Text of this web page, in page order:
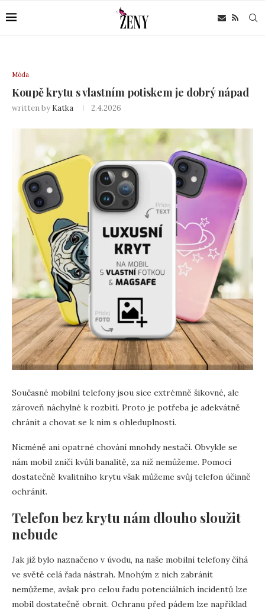
Móda
Koupě krytu s vlastním potiskem je dobrý nápad
written by Katka 2.4.2026
Současné mobilní telefony jsou sice extrémně šikovné, ale
zároveň náchylné k rozbití. Proto je potřeba je adekvátně
chránit a chovat se k nim s ohleduplností.
Nicméně ani opatrné chování mnohdy nestačí. Obvykle se
nám mobil zničí kvůli banalitě, za niž nemůžeme. Pomocí
dostatečně kvalitního krytu však můžeme svůj telefon účinně
ochránit.
Telefon bez krytu nám dlouho sloužit
nebude
Jak již bylo naznačeno v úvodu, na naše mobilní telefony číhá
ve světě celá řada nástrah. Mnohým z nich zabránit
nemůžeme, avšak pro celou řadu potenciálních incidentů lze
mobil dostatečně obrnit. Ochranu před pádem lze například